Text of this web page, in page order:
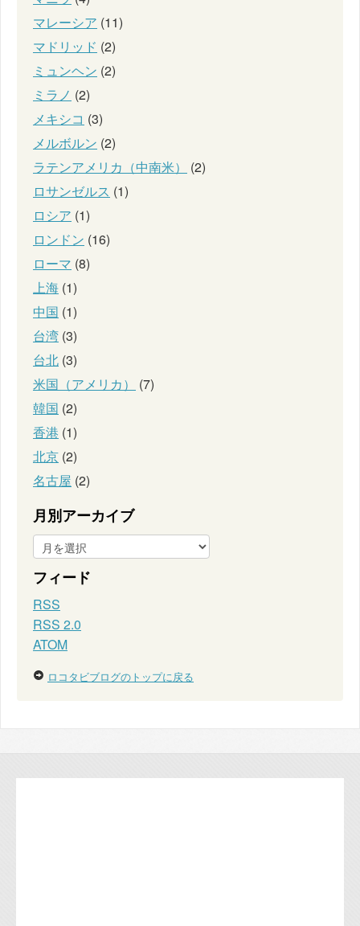
マレーシア (11)
マドリッド (2)
ミュンヘン (2)
ミラノ (2)
メキシコ (3)
メルボルン (2)
ラテンアメリカ（中南米）
(2)
ロサンゼルス (1)
ロシア (1)
ロンドン (16)
ローマ (8)
上海 (1)
中国 (1)
台湾 (3)
台北 (3)
米国（アメリカ）
(7)
韓国 (2)
香港 (1)
北京 (2)
名古屋 (2)
月別アーカイブ
フィード
RSS
RSS 2.0
ATOM
ロコタビブログのトップに戻る